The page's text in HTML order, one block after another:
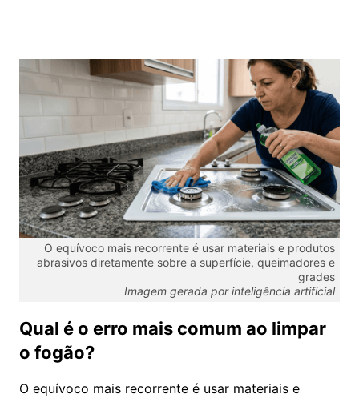
O equívoco mais recorrente é usar materiais e produtos
abrasivos diretamente sobre a superfície, queimadores e
grades
Imagem gerada por inteligência artificial
Qual é o erro mais comum ao limpar
o fogão?
O equívoco mais recorrente é usar materiais e